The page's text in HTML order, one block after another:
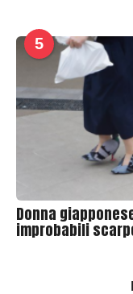
5
Donna
improbabili